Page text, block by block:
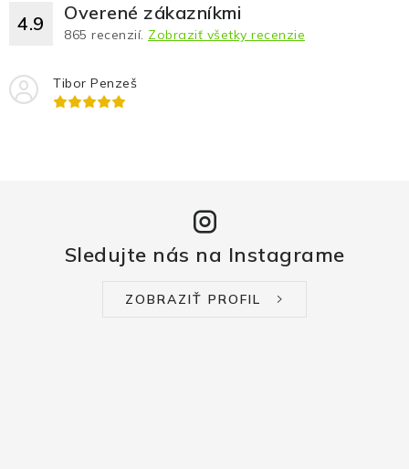
4.9 Overené zákazníkmi
865 recenzií. Zobraziť všetky recenzie
Tibor Penzeš
Sledujte nás na Instagrame
ZOBRAZIŤ PROFIL